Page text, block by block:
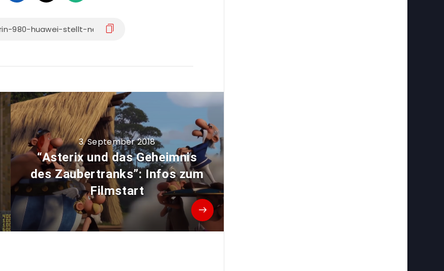
3. September 2018
“Asterix und das Geheimnis
des Zaubertranks”: Infos zum
Filmstart